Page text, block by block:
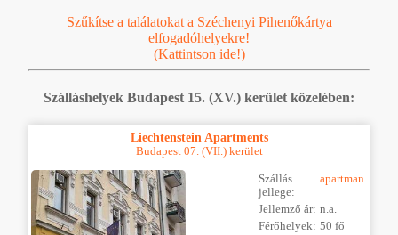
Szűkítse a találatokat a Széchenyi Pihenőkártya
elfogadóhelyekre!
(Kattintson ide!)
Szálláshelyek Budapest 15. (XV.) kerület közelében:
Liechtenstein Apartments
Budapest 07. (VII.) kerület
Szállás
jellege:
apartman
Jellemző ár: n.a.
Férőhelyek: 50 fő